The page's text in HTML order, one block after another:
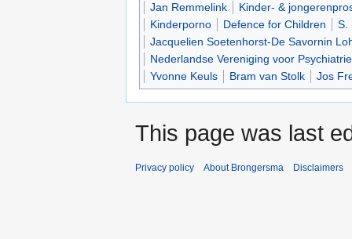
Jan Remmelink
Kinder- &
Kinderporno
Defence for Children
S.
Jacquelien Soetenhorst-De Savornin
Nederlandse Vereniging voor Psychiatrie
Yvonne Keuls
Bram van Stolk Jos
This page was last
Privacy policy About Brongersma Disclaimers